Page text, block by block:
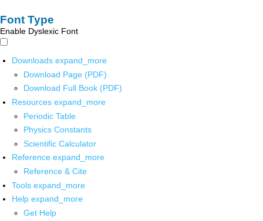
Font Type
Enable Dyslexic Font
Downloads expand_more
Download Page (PDF)
Download Full Book (PDF)
Resources expand_more
Periodic Table
Physics Constants
Scientific Calculator
Reference expand_more
Reference & Cite
Tools expand_more
Help expand_more
Get Help